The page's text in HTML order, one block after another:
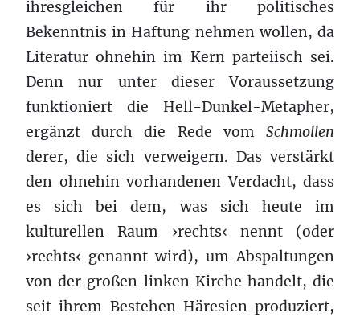
ihresgleichen für ihr politisches
Bekenntnis in Haftung nehmen wollen, da
Literatur ohnehin im Kern parteiisch sei.
Denn nur unter dieser Voraussetzung
funktioniert die Hell-Dunkel-Metapher,
ergänzt durch die Rede vom Schmollen
derer, die sich verweigern. Das verstärkt
den ohnehin vorhandenen Verdacht, dass
es sich bei dem, was sich heute im
kulturellen Raum ›rechts‹ nennt (oder
›rechts‹ genannt wird), um Abspaltungen
von der großen linken Kirche handelt, die
seit ihrem Bestehen Häresien produziert,